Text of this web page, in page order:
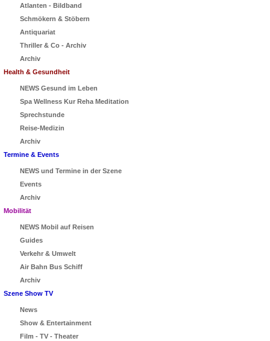
Atlanten - Bildband
Schmökern & Stöbern
Antiquariat
Thriller & Co - Archiv
Archiv
Health & Gesundheit
NEWS Gesund im Leben
Spa Wellness Kur Reha Meditation
Sprechstunde
Reise-Medizin
Archiv
Termine & Events
NEWS und Termine in der Szene
Events
Archiv
Mobilität
NEWS Mobil auf Reisen
Guides
Verkehr & Umwelt
Air Bahn Bus Schiff
Archiv
Szene Show TV
News
Show & Entertainment
Film - TV - Theater